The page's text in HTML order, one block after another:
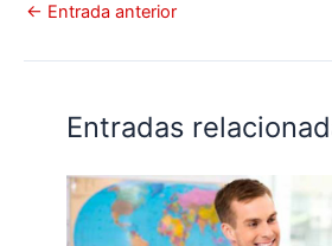
← Entrada anterior
Entradas